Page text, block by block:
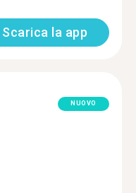
Scarica la app
NUOVO